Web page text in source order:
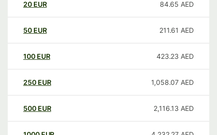
20 EUR 84.65 AED
50 EUR 211.61 AED
100 EUR 423.23 AED
250 EUR 1,058.07 AED
500 EUR 2,116.13 AED